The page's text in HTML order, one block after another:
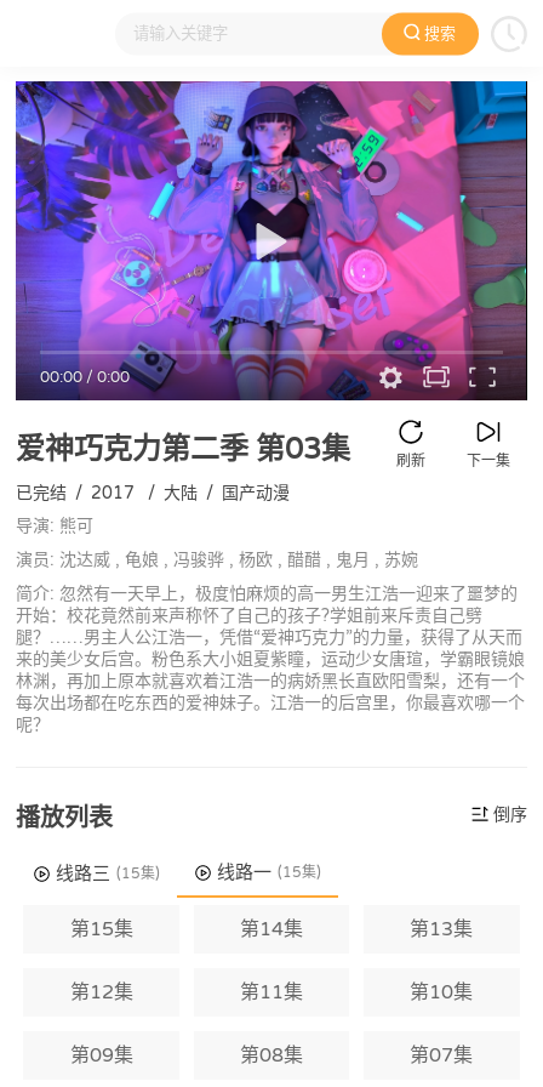
搜索
大家在看 日本动漫 国产动漫 欧美动漫 动漫电影
00:00/0:00
爱神巧克力第二季第03集 下一集
刷新
已完结 / 2017 / 大陆 / 国产动漫
导演: 熊可
演员: 沈达威 , 龟娘 , 冯骏骅 , 杨欧 , 醋醋 , 鬼月 , 苏婉
简介: 忽然有一天早上，极度怕麻烦的高一男生江浩一迎来了噩梦的
开始：校花竟然前来声称怀了自己的孩子?学姐前来斥责自己劈
腿？……男主人公江浩一，凭借“爱神巧克力”的力量，获得了从天而
来的美少女后宫。粉色系大小姐夏紫瞳，运动少女唐瑄，学霸眼镜娘
林渊，再加上原本就喜欢着江浩一的病娇黑长直欧阳雪梨，还有一个
每次出场都在吃东西的爱神妹子。江浩一的后宫里，你最喜欢哪一个
呢？
播放列表 倒序
线路三 (15集) 线路一 (15集)
第15集 第14集 第13集
第12集 第11集 第10集
第09集 第08集 第07集